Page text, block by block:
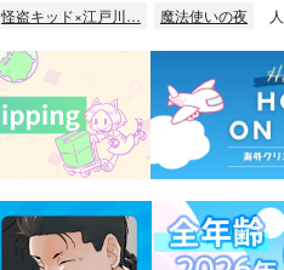
怪盗キッド×江戸川… 魔法使いの夜